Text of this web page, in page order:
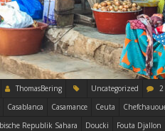
ThomasBering Uncategorized 2
Casablanca Casamance Ceuta
Republik Sahara
Doucki Fouta Djallon